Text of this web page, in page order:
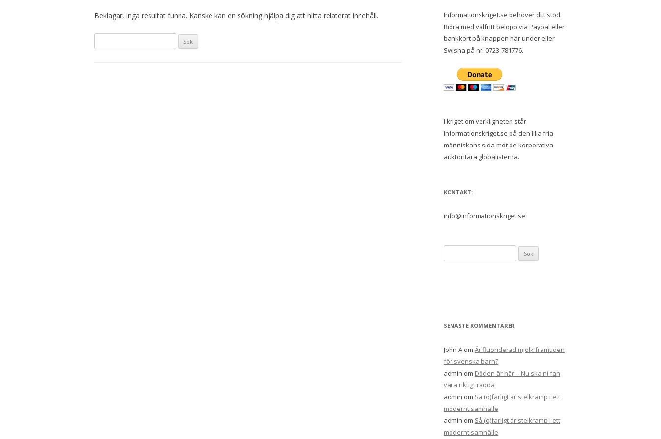
Beklagar, inga resultat funna. Kanske kan en sökning hjälpa dig att hitta relaterat innehåll.
efter:
Informationskriget.se behöver ditt stöd.
Bidra med valfritt belopp via Paypal eller
bankkort på knappen här under eller
Swisha på nr. 0723-781776.
I kriget om verkligheten står
Informationskriget.se på den lilla fria
människans sida mot de korporativa
auktoritära globalisterna.
KONTAKT:
info@informationskriget.se
efter:
SENASTE KOMMENTARER
John A om Är fluoriderad mjölk framtiden
för svenska barn?
admin om Döden är här – Nu ska ni fan
vara riktigt rädda
admin om Så (o)farligt är stelkramp i ett
modernt samhälle
admin om Så (o)farligt är stelkramp i ett
modernt samhälle